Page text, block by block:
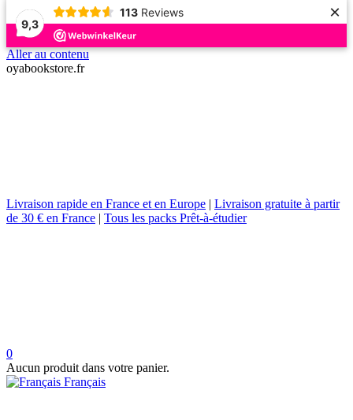
9,3
113 Reviews ×
Aller au contenu
oyabookstore.fr
Livraison rapide en France et en Europe | Livraison gratuite à partir
de 30 € en France | Tous les packs Prêt-à-étudier
0
Aucun produit dans votre panier.
Français